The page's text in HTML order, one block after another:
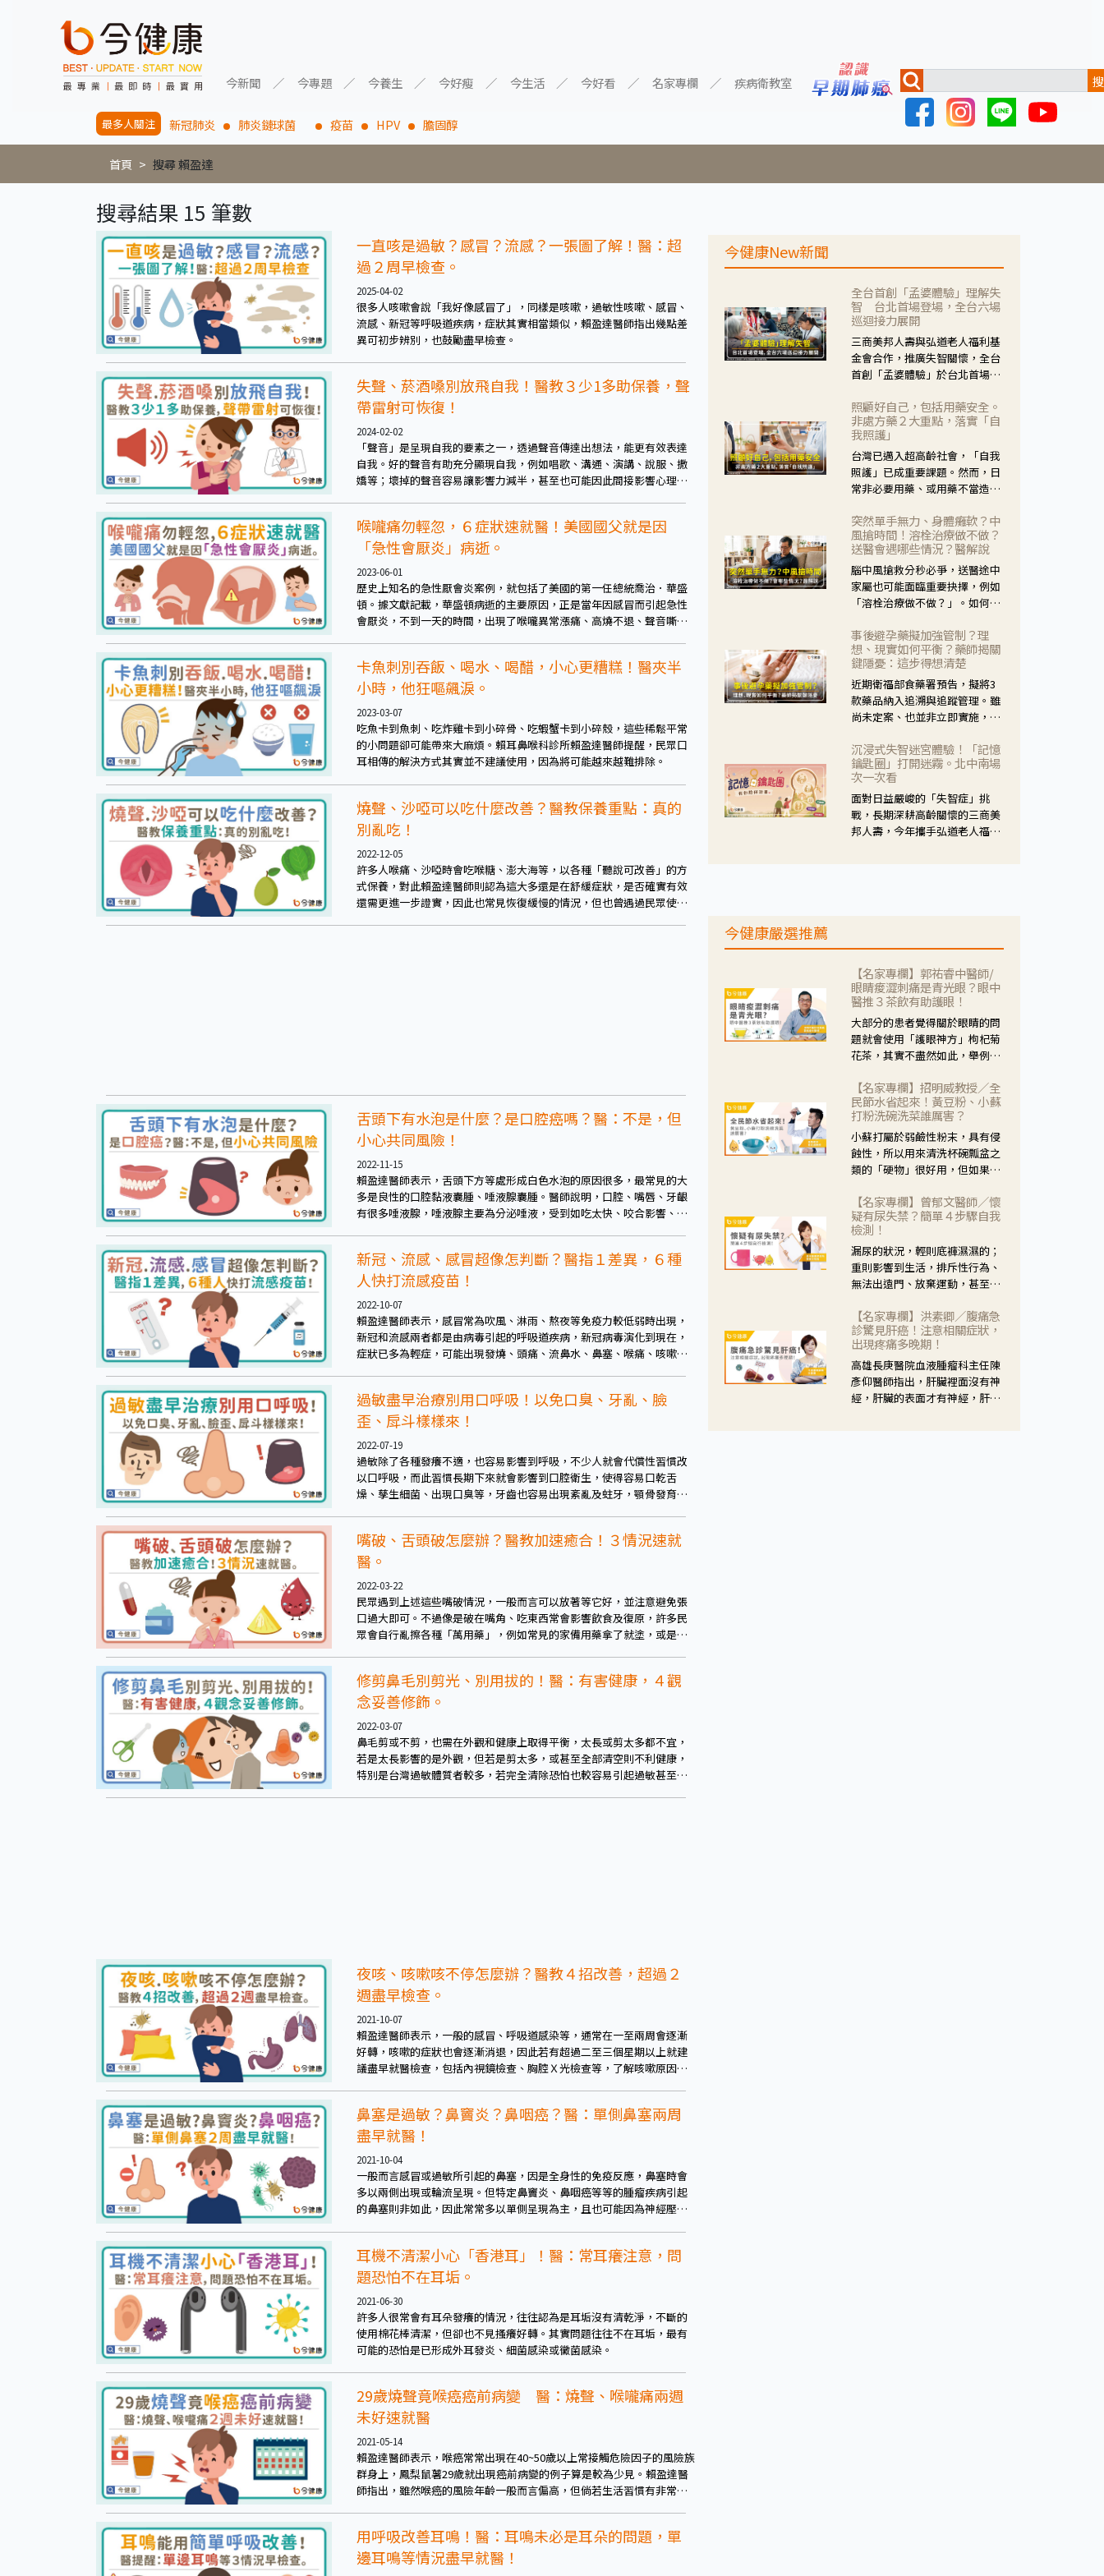
今新聞 今專題 今養生 今好瘦 今生活 今好看 名家專欄 疾病衛教室
最多人關注 新冠肺炎 肺炎鏈球菌 疫苗 HPV 膽固醇
首頁 搜尋 賴盈達
搜尋結果 15 筆數
一直咳是過敏？感冒？流感？一張圖了解！醫：超
過２周早檢查。
2025-04-02
很多人咳嗽會說「我好像感冒了」，同樣是咳嗽，過敏性咳嗽、感冒、
流感、新冠等呼吸道疾病，症狀其實相當類似，賴盈達醫師指出幾點差
異可初步辨別，也鼓勵盡早檢查。
失聲、菸酒嗓別放飛自我！醫教３少1多助保養，聲
帶雷射可恢復！
2024-02-02
「聲音」是呈現自我的要素之一，透過聲音傳達出想法，能更有效表達
自我。好的聲音有助充分顯現自我，例如唱歌、溝通、演講、說服、撒
嬌等；壞掉的聲音容易讓影響力減半，甚至也可能因此間接影響心理狀
喉嚨痛勿輕忽，６症狀速就醫！美國國父就是因
「急性會厭炎」病逝。
2023-06-01
歷史上知名的急性厭會炎案例，就包括了美國的第一任總統喬治．華盛
頓。據文獻記載，華盛頓病逝的主要原因，正是當年因感冒而引起急性
會厭炎，不到一天的時間，出現了喉嚨異常漲痛、高燒不退、聲音嘶啞
卡魚刺別吞飯、喝水、喝醋，小心更糟糕！醫夾半
小時，他狂嘔飆淚。
2023-03-07
吃魚卡到魚刺、吃炸雞卡到小碎骨、吃蝦蟹卡到小碎殼，這些稀鬆平常
的小問題卻可能帶來大麻煩。賴耳鼻喉科診所賴盈達醫師提醒，民眾口
耳相傳的解決方式其實並不建議使用，因為將可能越來越難排除。
燒聲、沙啞可以吃什麼改善？醫教保養重點：真的
別亂吃！
2022-12-05
許多人喉痛、沙啞時會吃喉糖、澎大海等，以各種「聽說可改善」的方
式保養，對此賴盈達醫師則認為這大多還是在舒緩症狀，是否確實有效
還需更進一步證實，因此也常見恢復緩慢的情況，但也曾遇過民眾使用
舌頭下有水泡是什麼？是口腔癌嗎？醫：不是，但
小心共同風險！
2022-11-15
賴盈達醫師表示，舌頭下方等處形成白色水泡的原因很多，最常見的大
多是良性的口腔黏液囊腫、唾液腺囊腫。醫師說明，口腔、嘴唇、牙齦
有很多唾液腺，唾液腺主要為分泌唾液，受到如吃太快、咬合影響、假
新冠、流感、感冒超像怎判斷？醫指１差異，６種
人快打流感疫苗！
2022-10-07
賴盈達醫師表示，感冒常為吹風、淋雨、熬夜等免疫力較低弱時出現，
新冠和流感兩者都是由病毒引起的呼吸道疾病，新冠病毒演化到現在，
症狀已多為輕症，可能出現發燒、頭痛、流鼻水、鼻塞、喉痛、咳嗽、
的民眾。
過敏盡早治療別用口呼吸！以免口臭、牙亂、臉
歪、戽斗樣樣來！
2022-07-19
過敏除了各種發癢不適，也容易影響到呼吸，不少人就會代償性習慣改
以口呼吸，而此習慣長期下來就會影響到口腔衛生，使得容易口乾舌
燥、孳生細菌、出現口臭等，牙齒也容易出現紊亂及蛀牙，顎骨發育則
出現一個麻煩，就是吃東西時常常咬到同一處，這問題不單只是疼痛，
還有可能引起口腔癌。
嘴破、舌頭破怎麼辦？醫教加速癒合！３情況速就
醫。
2022-03-22
民眾遇到上述這些嘴破情況，一般而言可以放著等它好，並注意避免張
口過大即可。不過像是破在嘴角、吃東西常會影響飲食及復原，許多民
眾會自行亂擦各種「萬用藥」，例如常見的家備用藥拿了就塗，或是一
修剪鼻毛別剪光、別用拔的！醫：有害健康，４觀
念妥善修飾。
2022-03-07
鼻毛剪或不剪，也需在外觀和健康上取得平衡，太長或剪太多都不宜，
若是太長影響的是外觀，但若是剪太多，或甚至全部清空則不利健康，
特別是台灣過敏體質者較多，若完全清除恐怕也較容易引起過敏甚至氣
夜咳、咳嗽咳不停怎麼辦？醫教４招改善，超過２
週盡早檢查。
2021-10-07
賴盈達醫師表示，一般的感冒、呼吸道感染等，通常在一至兩周會逐漸
好轉，咳嗽的症狀也會逐漸消退，因此若有超過二至三個星期以上就建
議盡早就醫檢查，包括內視鏡檢查、胸腔Ｘ光檢查等，了解咳嗽原因為
論。
鼻塞是過敏？鼻竇炎？鼻咽癌？醫：單側鼻塞兩周
盡早就醫！
2021-10-04
一般而言感冒或過敏所引起的鼻塞，因是全身性的免疫反應，鼻塞時會
多以兩側出現或輪流呈現。但特定鼻竇炎、鼻咽癌等等的腫瘤疾病引起
的鼻塞則非如此，因此常常多以單側呈現為主，且也可能因為神經壓迫
狀，時間超過兩個星期，宜盡速就醫。
耳機不清潔小心「香港耳」！醫：常耳癢注意，問
題恐怕不在耳垢。
2021-06-30
許多人很常會有耳朵發癢的情況，往往認為是耳垢沒有清乾淨，不斷的
使用棉花棒清潔，但卻也不見搔癢好轉。其實問題往往不在耳垢，最有
可能的恐怕是已形成外耳發炎、細菌感染或黴菌感染。
29歲燒聲竟喉癌癌前病變 醫：燒聲、喉嚨痛兩週
未好速就醫
2021-05-14
賴盈達醫師表示，喉癌常常出現在40~50歲以上常接觸危險因子的風險族
群身上，鳳梨鼠薯29歲就出現癌前病變的例子算是較為少見。賴盈達醫
師指出，雖然喉癌的風險年齡一般而言偏高，但倘若生活習慣有非常高
示，雖然嘶吼確實可能會傷害到聲帶造成燒聲，但因此罹癌的機率並不
高。
用呼吸改善耳鳴！醫：耳鳴未必是耳朵的問題，單
邊耳鳴等情況盡早就醫！
今健康New新聞
全台首創「孟婆體驗」理解失
智 台北首場登場，全台六場
巡迴接力展開
三商美邦人壽與弘道老人福利基
金會合作，推廣失智關懷，全台
首創「孟婆體驗」於台北首場實
模式，用結合情境互動等豐富活
動，將抽象的失智轉化為可感
受、可討論的生活情境，並引導
民眾在家人開始出現改變時，以
理解取代責備、以耐心回應不
安。
照顧好自己，包括用藥安全。
非處方藥２大重點，落實「自
我照護」
台灣已邁入超高齡社會，「自我
照護」已成重要課題。然而，日
常非必要用藥、或用藥不當造成
在重要。社團法人台灣自我照護
產業協會 提出「非處方藥正確使
用」與「藥師給力」，鼓勵民眾
建立安全且正確的自我照護習
慣。
突然單手無力、身體癱軟？中
風搶時間！溶栓治療做不做？
送醫會遇哪些情況？醫解說
腦中風搶救分秒必爭，送醫途中
家屬也可能面臨重要抉擇，例如
「溶栓治療做不做？」。如何搶
會理事長陳龍醫師解說！
事後避孕藥擬加強管制？理
想、現實如何平衡？藥師揭關
鍵隱憂：這步得想清楚
近期衛福部食藥署預告，擬將3
款藥品納入追溯與追蹤管理。雖
尚未定案、也並非立即實施，不
人杰藥師表示，這三款藥物目
的、作用、風險各有不同，管制
與否所帶來的後許影響也不同，
可先了解其特性。
沉浸式失智迷宮體驗！「記憶
鑰匙圈」打開迷霧。北中南場
次一次看
面對日益嚴峻的「失智症」挑
戰，長期深耕高齡關懷的三商美
邦人壽，今年攜手弘道老人福利
生活挑戰。
今健康嚴選推薦
【名家專欄】郭祐睿中醫師/
眼睛痠澀刺痛是青光眼？眼中
醫推３茶飲有助護眼！
大部分的患者覺得關於眼睛的問
題就會使用「護眼神方」枸杞菊
花茶，其實不盡然如此，舉例來
紅、眼睛痛、眼屎多而且顏色
黃，當然就可以使用枸杞菊花
茶，但是枸杞的劑量要少，菊花
的劑量要多；若是有以上症狀以
外，眼睛還會有灼熱感，眼屎多
到會「牽絲」，也就是水樣分泌
了，這時候就要使用菊花、金銀
花來治療；假如單純的眼睛乾
澀，結膜沒有紅，眼睛周圍沒有
眼屎，這種情況是屬於「陰
虛」，就可以使用枸杞、蓮藕、
麥門冬、山藥等比較滋潤的藥
【名家專欄】招明威教授／全
民節水省起來！黃豆粉、小蘇
打粉洗碗洗菜誰厲害？
小蘇打屬於弱鹼性粉末，具有侵
蝕性，所以用來清洗杯碗瓢盆之
類的「硬物」很好用，但如果用
特別注意用法用量，使用過多或
是浸泡太久，容易腐蝕蔬菜的纖
維，讓菜軟掉不清脆。
【名家專欄】曾郁文醫師／懷
疑有尿失禁？簡單４步驟自我
檢測！
漏尿的狀況，輕則底褲濕濕的；
重則影響到生活，排斥性行為、
無法出遠門、放棄運動，甚至怕
禁」的症狀，長期下來不敢與朋
友往來，低潮陰霾造成憂鬱症。
【名家專欄】洪素卿／腹痛急
診驚見肝癌！注意相關症狀，
出現疼痛多晚期！
高雄長庚醫院血液腫瘤科主任陳
彥仰醫師指出，肝臟裡面沒有神
經，肝臟的表面才有神經，肝臟